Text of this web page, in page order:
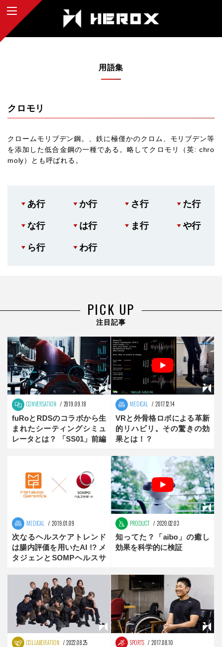
用語集
クロモリ
クロームモリブデン鋼。、鉄に極僅かのクロム、モリブデン等
を添加した低合金鋼の一種である。略してクロモリ（英: chro
moly）とも呼ばれる。
あ行 か行 さ行 た行
な行 は行 ま行 や行
ら行 わ行
PICK UP
注目記事
CONVERSATION 2019.09.18
fuRoとRDSのコラボから生
まれたシーティングシミュ
レータとは？ 「SS01」前編
MEDICAL 2017.12.14
VRと外骨格ロボによる革新
的リハビリ。その驚きの効
果とは！？
MEDICAL 2019.01.09
次なるヘルスケアトレンド
は腸内評価を用いたAI !? メ
タジェンとSOMPヘルスサ
PRODUCT 2020.02.03
知ってた？「aibo」の癒し
効果を科学的に検証
COLLABORATION 2022.08.25 SPORTS 2017.08.10